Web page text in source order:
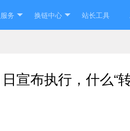
务 换链中心 站长工具
宣布执行，什么“